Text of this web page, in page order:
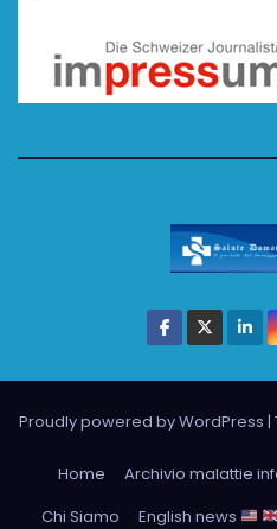
Proudly powered by WordPress |
Home Archivio malattie
Chi Siamo
English news